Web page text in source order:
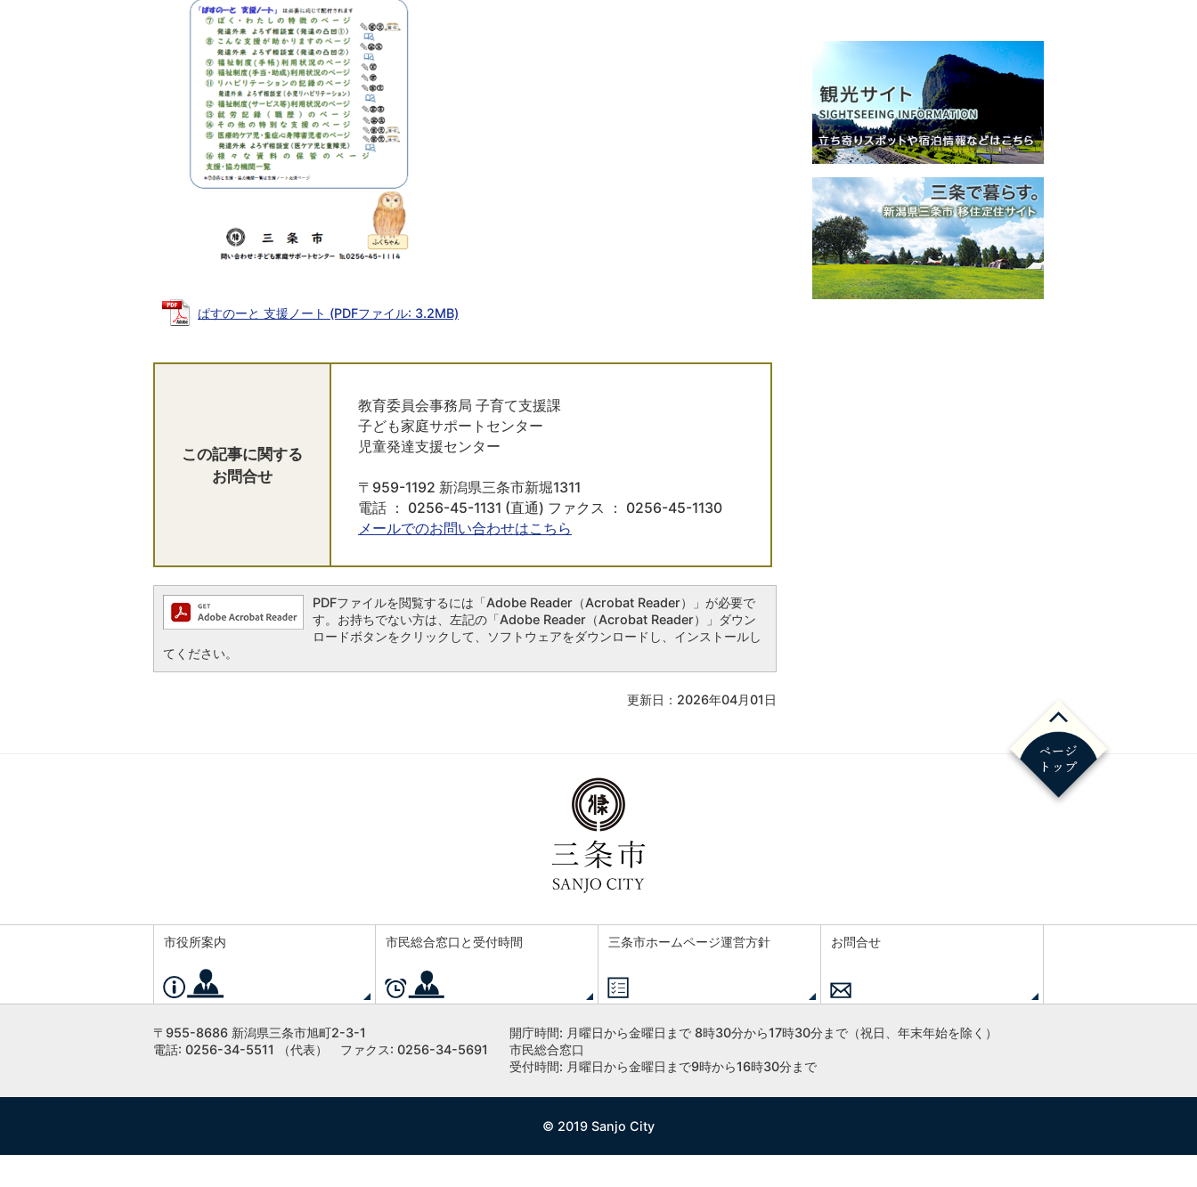
ぱすのーと 支援ノート (PDFファイル: 3.2MB)
この記事に関する
お問合せ
教育委員会事務局 子育て支援課
子ども家庭サポートセンター
児童発達支援センター
​​​​​​​〒959-1192 新潟県三条市新堀1311
電話 ： 0256-45-1131 (直通) ファクス ： 0256-45-1130
メールでのお問い合わせはこちら
PDFファイルを閲覧するには「Adobe Reader（Acrobat Reader）」が必要で
す。お持ちでない方は、左記の「Adobe Reader（Acrobat Reader）」ダウン
ロードボタンをクリックして、ソフトウェアをダウンロードし、インストールし
てください。
更新日：2026年04月01日
市役所案内 市民総合窓口と受付時間 三条市ホームページ運営方針 お問合せ
〒955-8686 新潟県三条市旭町2-3-1
電話: 0256-34-5511 （代表） ファクス: 0256-34-5691
開庁時間: 月曜日から金曜日まで 8時30分から17時30分まで （祝日、年末年始を除く）
市民総合窓口
受付時間: 月曜日から金曜日まで9時から16時30分まで
© 2019 Sanjo City